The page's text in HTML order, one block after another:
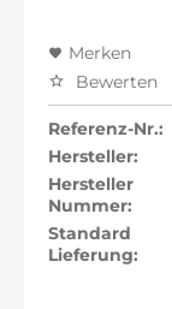
Merken
Bewerten
Referenz-Nr.:
Hersteller:
Hersteller
Nummer:
Standard
Lieferung: